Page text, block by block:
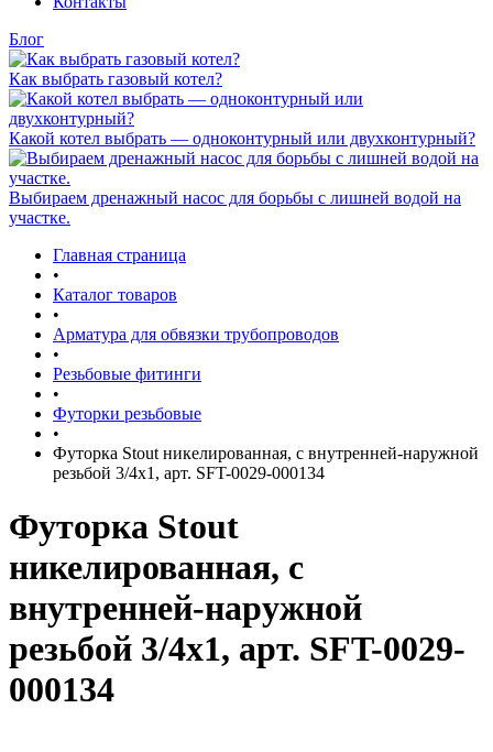
Блог
Как выбрать газовый котел?
Какой котел выбрать — одноконтурный или двухконтурный?
Выбираем дренажный насос для борьбы с лишней водой на
участке.
Главная страница
•
Каталог товаров
•
Арматура для обвязки трубопроводов
•
Резьбовые фитинги
•
Футорки резьбовые
•
Футорка Stout никелированная, с внутренней-наружной
резьбой 3/4х1, арт. SFT-0029-000134
Футорка Stout
никелированная, с
внутренней-наружной
резьбой 3/4х1, арт. SFT-0029-
000134